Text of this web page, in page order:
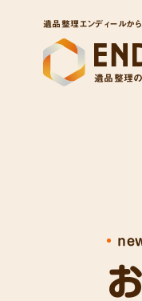
遺品整理エンディールか
遺品整理の